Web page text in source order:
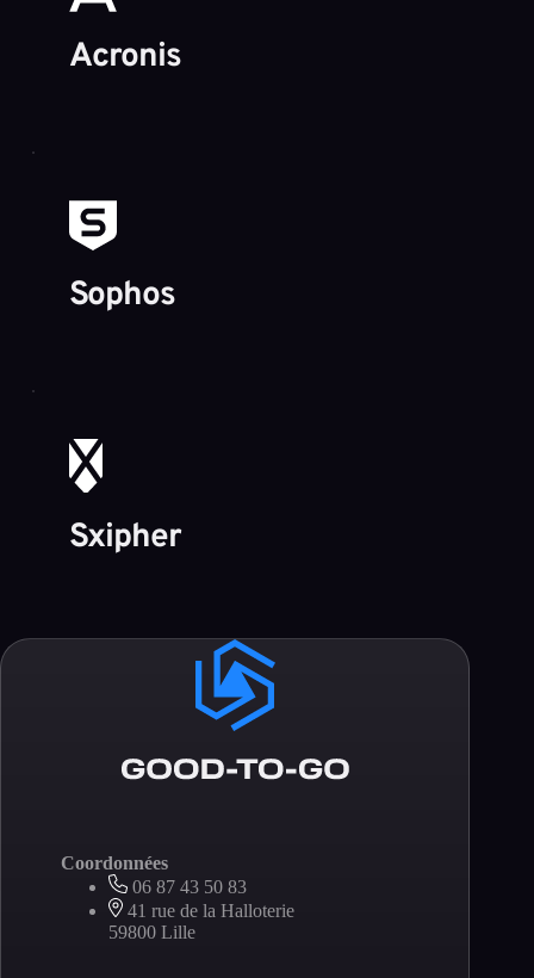
Acronis
Sophos
Sxipher
Coordonnées
06 87 43 50 83
41 rue de la Halloterie
59800 Lille